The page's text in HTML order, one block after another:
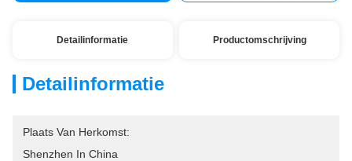
Detailinformatie Productomschrijving
Detailinformatie
Plaats Van Herkomst:
Shenzhen In China